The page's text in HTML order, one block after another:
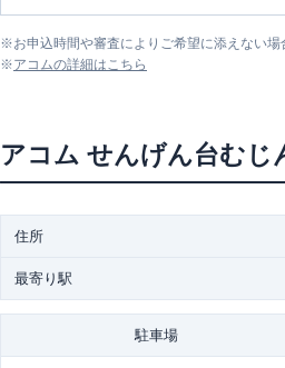
※お申込時間や審査によりご希望に添えない場
※アコムの詳細はこちら
アコム せんげん台むじ
住所
最寄り駅
駐車場